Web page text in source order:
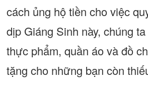
cách ủng hộ tiền cho việc
dịp Giáng Sinh này, chúng
thực phẩm, quần áo và đồ
tặng cho những bạn còn